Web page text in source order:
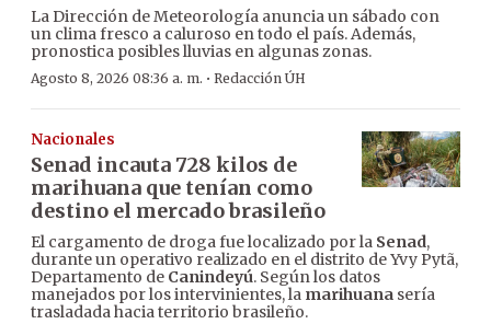
La Dirección de Meteorología anuncia un sábado con
un clima fresco a caluroso en todo el país. Además,
pronostica posibles lluvias en algunas zonas.
Agosto 8, 2026 08:36 a. m. · Redacción ÚH
Nacionales
Senad incauta 728 kilos de
marihuana que tenían como
destino el mercado brasileño
El cargamento de droga fue localizado por la Senad,
durante un operativo realizado en el distrito de Yvy Pytã,
Departamento de Canindeyú. Según los datos
manejados por los intervinientes, la marihuana sería
trasladada hacia territorio brasileño.